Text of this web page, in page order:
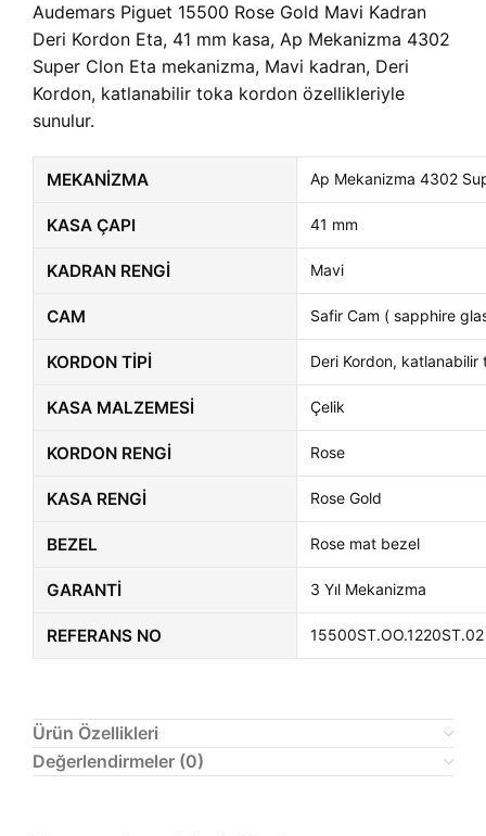
Audemars Piguet 15500 Rose Gold Mavi Kadran
Deri Kordon Eta, 41 mm kasa, Ap Mekanizma 4302
Super Clon Eta mekanizma, Mavi kadran, Deri
Kordon, katlanabilir toka kordon özellikleriyle
sunulur.
MEKANIZMA Ap Mekanizma 4302
KASA ÇAPI 41 mm
KADRAN RENGI Mavi
CAM Safir Cam ( sapphire
KORDON TIPI Deri Kordon, katlanabilir
KASA MALZEMESI Çelik
KORDON RENGI Rose
KASA RENGI Rose Gold
BEZEL Rose mat bezel
GARANTI 3 Yıl Mekanizma
REFERANS NO 15500ST.OO.1220ST.02
Ürün Özellikleri
Değerlendirmeler (0)